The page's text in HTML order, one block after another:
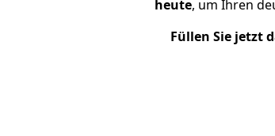
heute, um Ihren
Füllen Sie jetzt